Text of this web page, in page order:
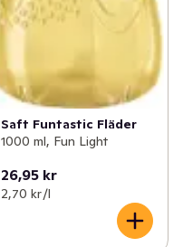
Saft Funtastic Fläder
1000 ml, Fun Light
26,95 kr
2,70 kr /l